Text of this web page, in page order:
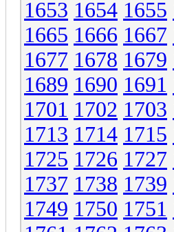
1653 1654 1655
1665 1666 1667
1677 1678 1679
1689 1690 1691
1701 1702 1703
1713 1714 1715
1725 1726 1727
1737 1738 1739
1749 1750 1751